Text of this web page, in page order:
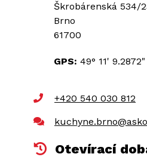
Škrobárenská 534/
Brno
61700
GPS: 49° 11' 9.2872"
+420 540 030 812
Otevírací